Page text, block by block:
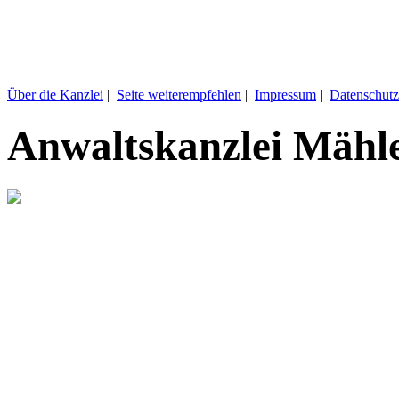
Über die Kanzlei | Seite weiterempfehlen | Impressum |
Anwaltskanzlei